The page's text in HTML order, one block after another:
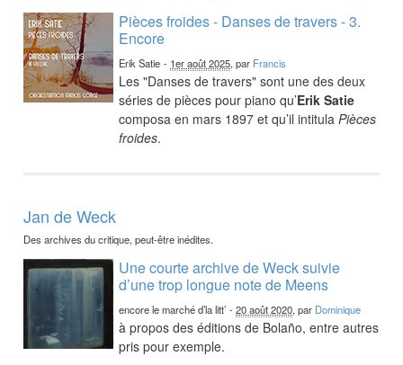
Pièces froides - Danses de travers - 3.
Encore
Erik Satie - 1er août 2025, par Francis
Les "Danses de travers" sont une des deux
séries de pièces pour piano qu’Erik Satie
composa en mars 1897 et qu’il intitulaPièces
froides.
Jan de Weck
Des archives du critique, peut-être inédites.
Une courte archive de Weck suivie
d’une trop longue note de Meens
encore le marché d’la litt’ -20 août 2020, par Dominique
à propos des éditions de Bolaño, entre autres
pris pour exemple.